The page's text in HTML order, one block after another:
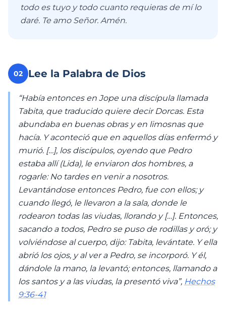
todo es tuyo y todo cuanto requieras de mí lo
daré. Te amo Señor. Amén.
02 Lee la Palabra de Dios
“Había entonces en Jope una discípula llamada
Tabita, que traducido quiere decir Dorcas. Esta
abundaba en buenas obras y en limosnas que
hacía. Y aconteció que en aquellos días enfermó y
murió. […], los discípulos, oyendo que Pedro
estaba allí (Lida), le enviaron dos hombres, a
rogarle: No tardes en venir a nosotros.
Levantándose entonces Pedro, fue con ellos; y
cuando llegó, le llevaron a la sala, donde le
rodearon todas las viudas, llorando y […]. Entonces,
sacando a todos, Pedro se puso de rodillas y oró; y
volviéndose al cuerpo, dijo: Tabita, levántate. Y ella
abrió los ojos, y al ver a Pedro, se incorporó. Y él,
dándole la mano, la levantó; entonces, llamando a
los santos y a las viudas, la presentó viva”, Hechos
9:36-41